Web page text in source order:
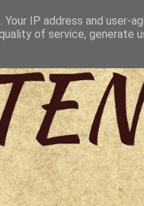
IP address and user-
of service, generate